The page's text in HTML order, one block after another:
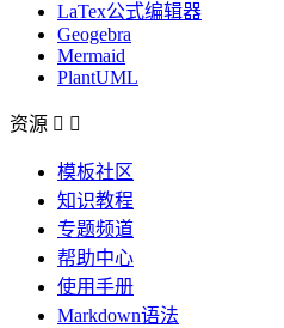
LaTex公式编辑器
Geogebra
Mermaid
PlantUML
资源  
模板社区
知识教程
专题频道
帮助中心
使用手册
Markdown语法